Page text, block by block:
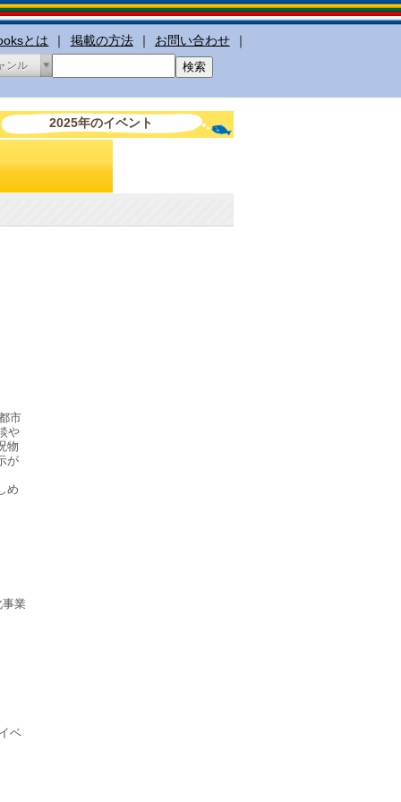
とは ｜ 掲載の方法 ｜ お問い合わせ ｜
ンル
2025年のイベント
市
や
物
が
め
業
ベ